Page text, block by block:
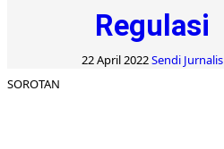
Regulasi
22 April 2022Sendi Jurnalis
SOROTAN